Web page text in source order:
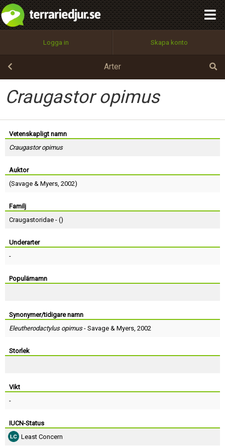
Logga in Skapa konto
Arter
Craugastor opimus
Vetenskapligt namn
Craugastor opimus
Auktor
(Savage & Myers, 2002)
Familj
Craugastoridae - ()
Underarter
-
Populärnamn
Synonymer/tidigare namn
Eleutherodactylus opimus- Savage & Myers, 2002
Storlek
Vikt
-
IUCN-Status
Least Concern
Utför
100%
OK
integritetspolicy
Namn:
Epost:
Användarnamn:
Lösenord:
Terms of Service
Begär nytt lösenord
Tillbaka till förstasidan